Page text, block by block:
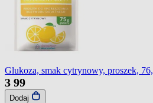
Glukoza, smak cytrynowy, proszek,
3 99
Dodaj